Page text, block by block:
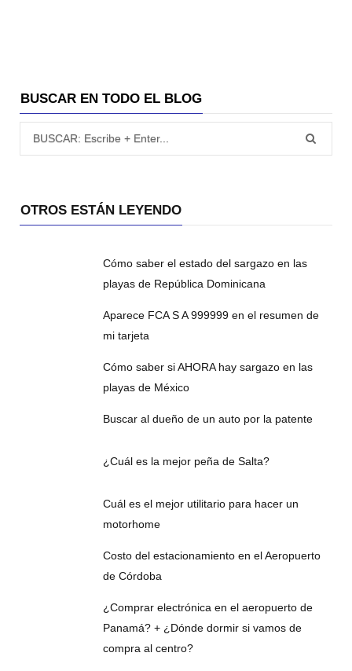
BUSCAR EN TODO EL BLOG
OTROS ESTÁN LEYENDO
Cómo saber el estado del sargazo en las
playas de República Dominicana
Aparece FCA S A 999999 en el resumen de
mi tarjeta
Cómo saber si AHORA hay sargazo en las
playas de México
Buscar al dueño de un auto por la patente
¿Cuál es la mejor peña de Salta?
Cuál es el mejor utilitario para hacer un
motorhome
Costo del estacionamiento en el Aeropuerto
de Córdoba
¿Comprar electrónica en el aeropuerto de
Panamá? + ¿Dónde dormir si vamos de
compra al centro?